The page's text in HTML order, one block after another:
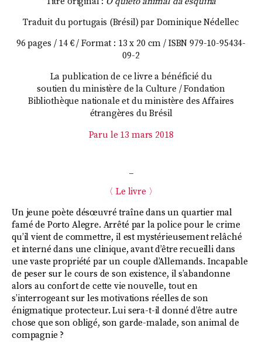
Traduit du portugais (Brésil) par Dominique Nédellec
96 pages / 14 € / Format : 13 x 20 cm / ISBN 979-10-95434-
09-2
La publication de ce livre a bénéficié du
soutien du ministère de la Culture / Fondation
Bibliothèque nationale et du ministère des Affaires
étrangères du Brésil
Paru le 13 mars 2018
〈 Le livre 〉
Un jeune poète désœuvré traîne dans un quartier mal
famé de Porto Alegre. Arrêté par la police pour le crime
qu’il vient de commettre, il est mystérieusement relâché
et interné dans une clinique, avant d’être recueilli dans
une vaste propriété par un couple d’Allemands. Incapable
de peser sur le cours de son existence, il s’abandonne
alors au confort de cette vie nouvelle, tout en
s’interrogeant sur les motivations réelles de son
énigmatique protecteur. Lui sera-t-il donné d’être autre
chose que son obligé, son garde-malade, son animal de
compagnie ?